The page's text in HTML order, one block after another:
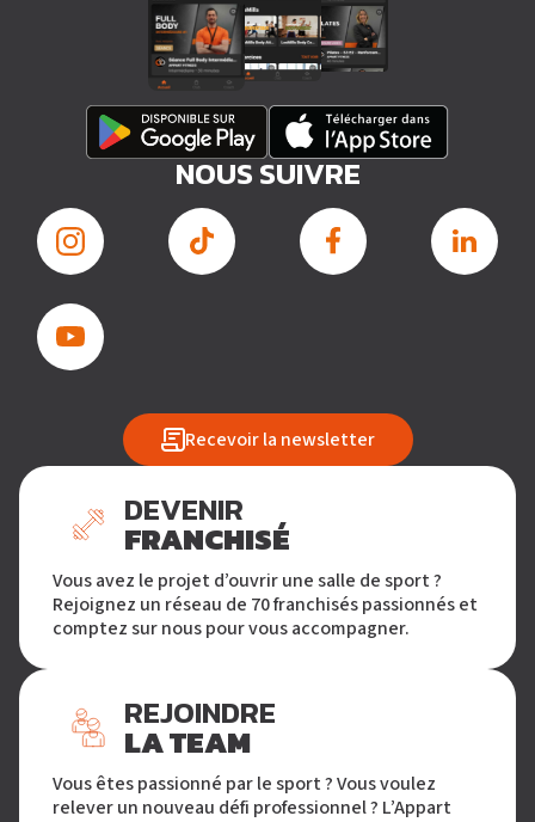
NOUS SUIVRE
Recevoir la newsletter
DEVENIR
FRANCHISÉ
Vous avez le projet d’ouvrir une salle de sport ?
Rejoignez un réseau de 70 franchisés passionnés et
comptez sur nous pour vous accompagner.
REJOINDRE
LA TEAM
Vous êtes passionné par le sport ? Vous voulez
relever un nouveau défi professionnel ? L’Appart